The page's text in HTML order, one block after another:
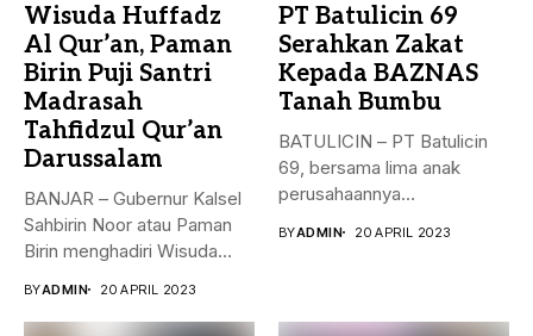
Wisuda Huffadz
Al Qur’an, Paman
Birin Puji Santri
Madrasah
Tahfidzul Qur’an
Darussalam
BANJAR – Gubernur Kalsel
Sahbirin Noor atau Paman
Birin menghadiri Wisuda
BYADMIN 20 APRIL 2023
PT Batulicin 69
Serahkan Zakat
Kepada BAZNAS
Tanah Bumbu
BATULICIN – PT Batulicin
69, bersama lima anak
perusahaannya
BYADMIN 20 APRIL 2023